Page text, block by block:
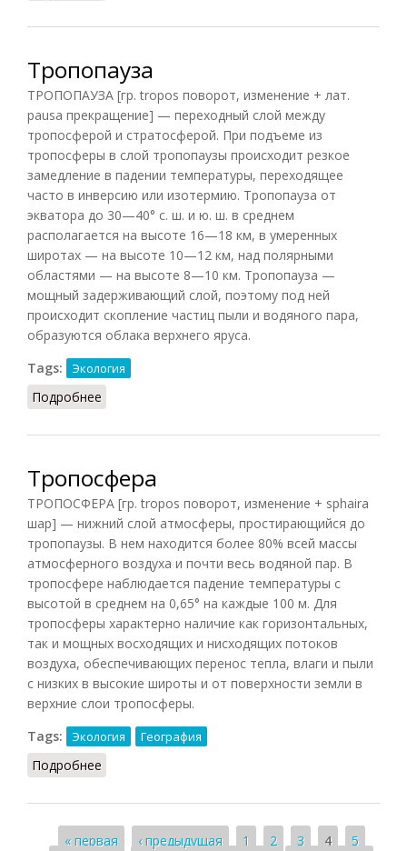
Тропопауза
ТРОПОПАУЗА [гр. tropos поворот, изменение + лат.
pausa прекращение] — переходный слой между
тропосферой и стратосферой. При подъеме из
тропосферы в слой тропопаузы происходит резкое
замедление в падении температуры, переходящее
часто в инверсию или изотермию. Тропопауза от
экватора до 30—40° с. ш. и ю. ш. в среднем
располагается на высоте 16—18 км, в умеренных
широтах — на высоте 10—12 км, над полярными
областями — на высоте 8—10 км. Тропопауза —
мощный задерживающий слой, поэтому под ней
происходит скопление частиц пыли и водяного пара,
образуются облака верхнего яруса.
Tags:
Экология
Подробнее
Тропосфера
ТРОПОСФЕРА [гр. tropos поворот, изменение + sphaira
шар] — нижний слой атмосферы, простирающийся до
тропопаузы. В нем находится более 80% всей массы
атмосферного воздуха и почти весь водяной пар. В
тропосфере наблюдается падение температуры с
высотой в среднем на 0,65° на каждые 100 м. Для
тропосферы характерно наличие как горизонтальных,
так и мощных восходящих и нисходящих потоков
воздуха, обеспечивающих перенос тепла, влаги и пыли
с низких в высокие широты и от поверхности земли в
верхние слои тропосферы.
Tags:
Экология География
Подробнее
Страницы
« первая ‹ предыдущая 1 2 3 4
5